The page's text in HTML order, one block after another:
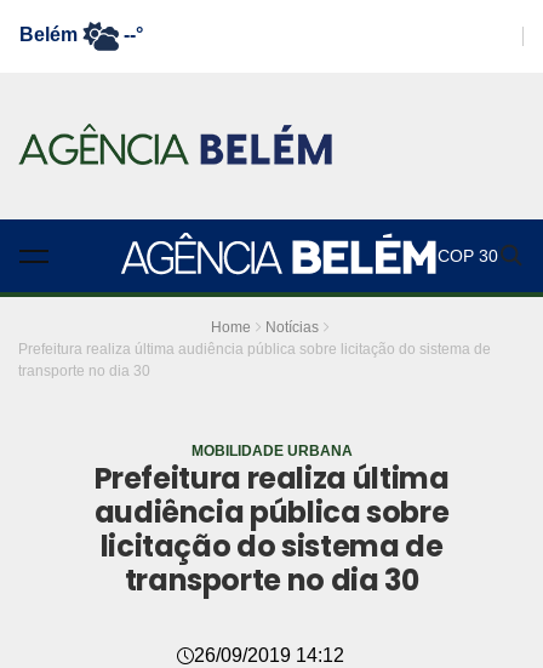
Belém --°
COP 30
Home
Notícias
Prefeitura realiza última audiência pública sobre licitação do sistema de
transporte no dia 30
MOBILIDADE URBANA
Prefeitura realiza última
audiência pública sobre
licitação do sistema de
transporte no dia 30
26/09/2019 14:12